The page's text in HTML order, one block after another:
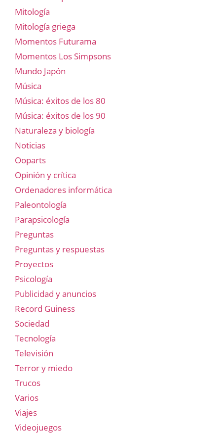
Mitología
Mitología griega
Momentos Futurama
Momentos Los Simpsons
Mundo Japón
Música
Música: éxitos de los 80
Música: éxitos de los 90
Naturaleza y biología
Noticias
Ooparts
Opinión y crítica
Ordenadores informática
Paleontología
Parapsicología
Preguntas
Preguntas y respuestas
Proyectos
Psicología
Publicidad y anuncios
Record Guiness
Sociedad
Tecnología
Televisión
Terror y miedo
Trucos
Varios
Viajes
Videojuegos